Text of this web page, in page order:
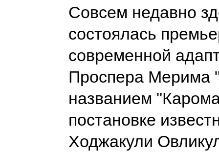
Совсем недавно
состоялась
современной
Проспера Мерима
названием
постановке
Ходжакули